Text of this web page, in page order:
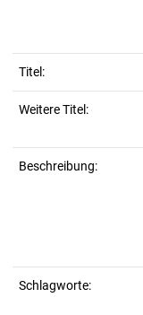
Titel:
Weitere Titel:
Beschreibung:
Schlagworte: